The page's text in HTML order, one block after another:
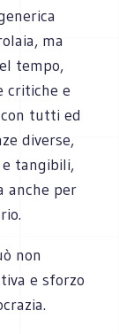
ma
tempo,
critiche e
tutti ed
diverse,
tangibili,
anche per
non
e sforzo